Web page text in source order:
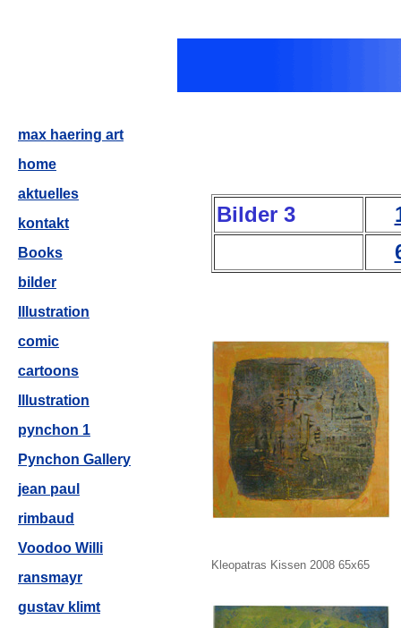
max haering art
home
aktuelles
kontakt
Books
bilder
Illustration
comic
cartoons
Illustration
pynchon 1
Pynchon Gallery
jean paul
rimbaud
Voodoo Willi
ransmayr
gustav klimt
Bilder 3
Kleopatras Kissen 2008 65x65